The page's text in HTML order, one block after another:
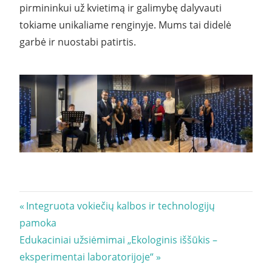
pirmininkui už kvietimą ir galimybę dalyvauti
tokiame unikaliame renginyje. Mums tai didelė
garbė ir nuostabi patirtis.
Navigacija
tarp
įrašų
Previous
Post:
Integruota vokiečių kalbos ir technologijų
pamoka
Next
Post:
Edukaciniai užsiėmimai „Ekologinis iššūkis –
eksperimentai laboratorijoje“